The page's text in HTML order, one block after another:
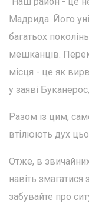
Мадрида. Його
багатьох
мешканців.
місця - це як
у заяві
Разом із цим,
втілюють дух
Отже, в
навіть
забувайте про